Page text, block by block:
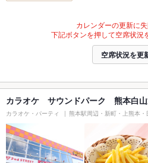
カレンダーの更新に失
下記ボタンを押して空席状況
空席状況を更
カラオケ サウンドパーク 熊本白
カラオケ・パーティ 熊本駅周辺・新町・上熊本・